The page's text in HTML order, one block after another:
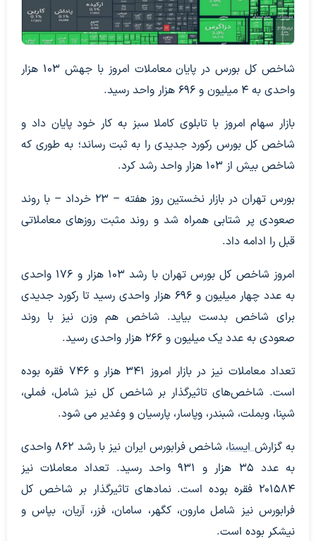
شاخص کل بورس در پایان معاملات امروز با جهش ۱۰۳ هزار
واحدی به ۴ میلیون و ۶۹۶ هزار واحد رسید.
بازار سهام امروز با تابلوی کاملا سبز به کار خود پایان داد و
شاخص کل بورس رکورد جدیدی را به ثبت رساند؛ به طوری که
شاخص بیش از ۱۰۳ هزار واحد رشد کرد.
بورس تهران در بازار نخستین روز هفته – ۲۳ خرداد – با روند
صعودی پر شتابی همراه شد و روند مثبت روزهای معاملاتی
قبل را ادامه داد.
امروز شاخص کل بورس تهران با رشد ۱۰۳ هزار و ۱۷۶ واحدی
به عدد چهار میلیون و ۶۹۶ هزار واحدی رسید تا رکورد جدیدی
برای شاخص بدست بیاید. شاخص هم وزن نیز با روند
صعودی به عدد یک میلیون و ۲۶۶ هزار واحدی رسید.
تعداد معاملات نیز در بازار امروز ۳۴۱ هزار و ۷۴۶ فقره بوده
است. شاخص‌های تاثیرگذار بر شاخص کل نیز شامل، فملی،
شپنا، وبملت، شبندر، وپاسار، پارسیان و وغدیر می شود.
به گزارشایسنا
، شاخص فرابورس ایران نیز با رشد ۸۶۲ واحدی
به عدد ۳۵ هزار و ۹۳۱ واحد رسید. تعداد معاملات نیز
۲۰۱۵۸۴ فقره بوده است. نمادهای تاثیرگذار بر شاخص کل
فرابورس نیز شامل مارون، کگهر، سامان، ‌فزر، آریان، بپاس و
نیشکر بوده است.